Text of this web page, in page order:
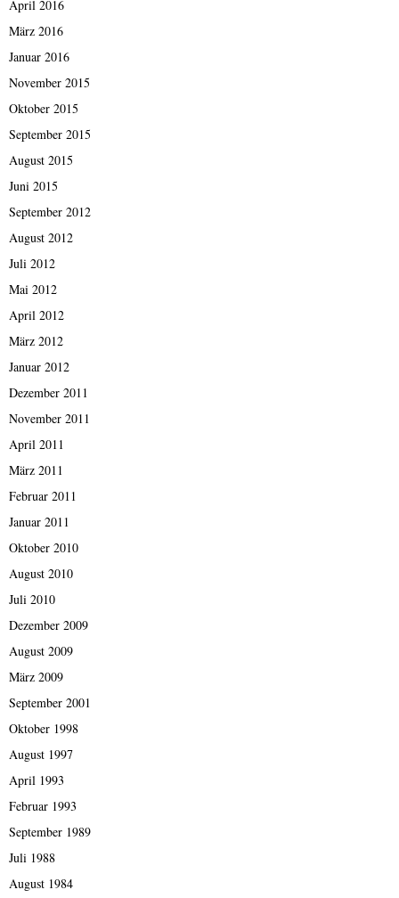
April 2016
März 2016
Januar 2016
November 2015
Oktober 2015
September 2015
August 2015
Juni 2015
September 2012
August 2012
Juli 2012
Mai 2012
April 2012
März 2012
Januar 2012
Dezember 2011
November 2011
April 2011
März 2011
Februar 2011
Januar 2011
Oktober 2010
August 2010
Juli 2010
Dezember 2009
August 2009
März 2009
September 2001
Oktober 1998
August 1997
April 1993
Februar 1993
September 1989
Juli 1988
August 1984